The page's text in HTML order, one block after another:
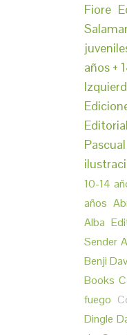
Fiore
años +
Pascual
10-14
años
Alba
Sender
Benji
Books
fuego
Dingle